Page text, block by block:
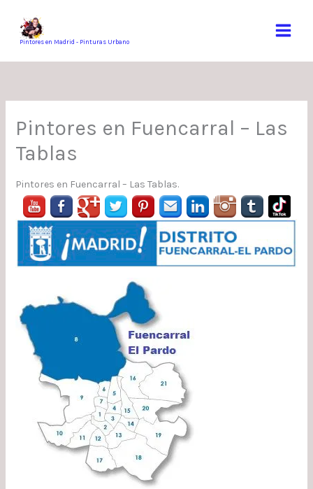
contenidoPintores en Madrid - Pinturas Urbano
Pintores en Fuencarral – Las
Tablas
Pintores en Fuencarral – Las Tablas.